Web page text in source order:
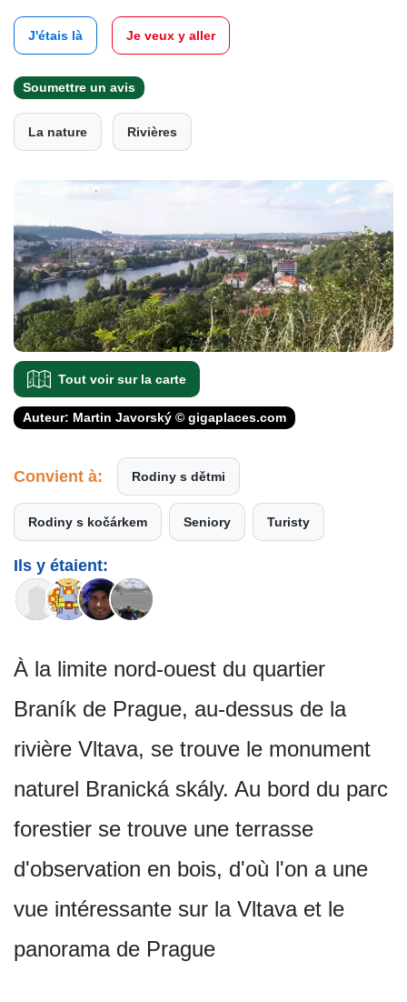
J'étais là Je veux y aller
Soumettre un avis
La nature Rivières
Tout voir sur la carte
Auteur: Martin Javorský © gigaplaces.com
Convient à: Rodiny s dětmi
Rodiny s kočárkem Seniory Turisty
Ils y étaient:
À la limite nord-ouest du quartier
Braník de Prague, au-dessus de la
rivière Vltava, se trouve le monument
naturel Branická skály. Au bord du parc
forestier se trouve une terrasse
d'observation en bois, d'où l'on a une
vue intéressante sur la Vltava et le
panorama de Prague